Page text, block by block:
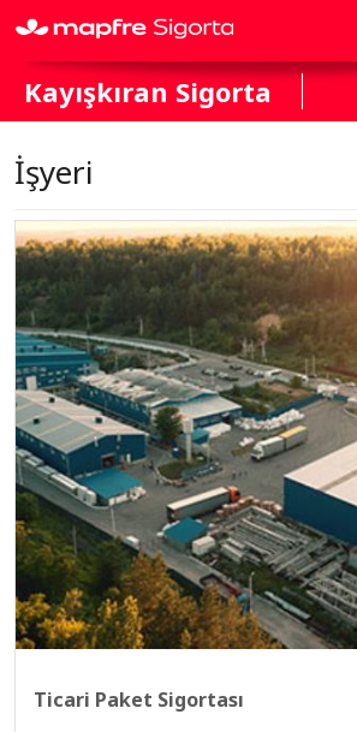
Kayışkıran Sigorta
İşyeri
Ticari Paket Sigortası